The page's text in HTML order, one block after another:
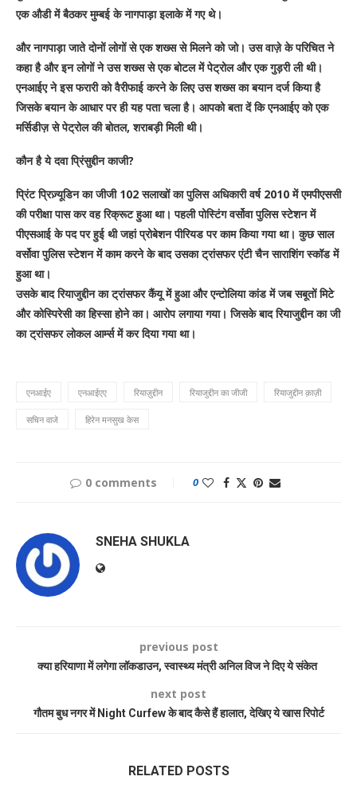
एक औडी में बैठकर मुम्बई के नागपाड़ा इलाके में गए थे।
और नागपाड़ा जाते दोनों लोगों से एक शख्स से मिलने को जो। उस वाज़े के परिचित ने
कहा है और इन लोगों ने उस शख्स से एक बोटल में पेट्रोल और एक गुड़री ली थी।
एनआईए ने इस फरारी को वैरीफाई करने के लिए उस शख्स का बयान दर्ज किया है
जिसके बयान के आधार पर ही यह पता चला है। आपको बता दें कि एनआईए को एक
मर्सिडीज़ से पेट्रोल की बोतल, शराबड़ी मिली थी।
कौन है ये दवा प्रिंसुद्दीन काजी?
प्रिंट प्रिज़्यूडिन का जीजी 102 सलाखों का पुलिस अधिकारी वर्ष 2010 में एमपीएससी
की परीक्षा पास कर वह रिक्रूट हुआ था। पहली पोस्टिंग वर्सोवा पुलिस स्टेशन में
पीएसआई के पद पर हुई थी जहां प्रोबेशन पीरियड पर काम किया गया था। कुछ साल
वर्सोवा पुलिस स्टेशन में काम करने के बाद उसका ट्रांसफर एंटी चैन साराशिंग स्कॉड में
हुआ था।
उसके बाद रियाजुद्दीन का ट्रांसफर कैंयू में हुआ और एन्टोलिया कांड में जब सबूतों मिटे
और कोस्पिरेसी का हिस्सा होने का। आरोप लगाया गया। जिसके बाद रियाजुद्दीन का जी
का ट्रांसफर लोकल आर्म्स में कर दिया गया था।
एनआईए एनआईएए रियाज़ुद्दीन रियाजुद्दीन का जीजी रियाजुद्दीन क़ाज़ी
सचिन वाजे हिरेन मनसुख केस
0 comments 0
SNEHA SHUKLA
previous post
क्या हरियाणा में लगेगा लॉकडाउन, स्वास्थ्य मंत्री अनिल विज ने दिए ये संकेत
next post
गौतम बुध नगर में Night Curfew के बाद कैसे हैं हालात, देखिए ये खास रिपोर्ट
RELATED POSTS